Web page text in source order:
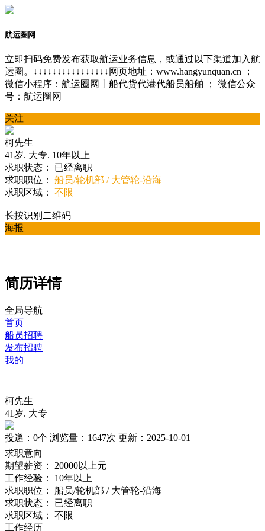
航运圈网
立即扫码免费发布获取航运业务信息，或通过以下渠道加入航
运圈。↓↓↓↓↓↓↓↓↓↓↓↓↓↓↓↓网页地址：www.hangyunquan.cn ；
微信小程序：航运圈网丨船代货代港代船员船舶 ； 微信公众
号：航运圈网
关注
柯先生
41岁. 大专. 10年以上
求职状态：
已经离职
求职职位：
船员/轮机部 / 大管轮-沿海
求职区域：
不限
长按识别二维码
海报
简历详情
全局导航
首页
船员招聘
发布招聘
我的
柯先生
41岁. 大专
投递： 0个 浏览量： 1647次 更新： 2025-10-01
求职意向
期望薪资：
20000以上元
工作经验：
10年以上
求职职位：
船员/轮机部 / 大管轮-沿海
求职状态：
已经离职
求职区域：
不限
工作经历